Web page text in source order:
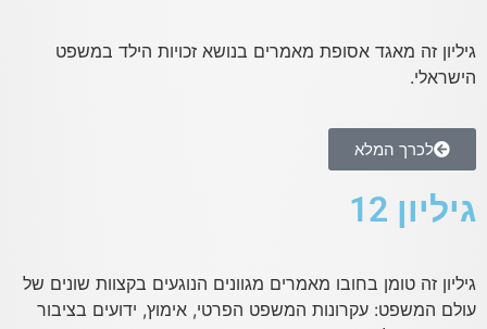
גיליון זה מאגד אסופת מאמרים בנושא זכויות הילד במשפט
הישראלי.
לכרך המלא
גיליון 12
גיליון זה טומן בחובו מאמרים מגוונים הנוגעים בקצוות שונים של
עולם המשפט: עקרונות המשפט הפרטי, אימוץ, ידועים בציבור